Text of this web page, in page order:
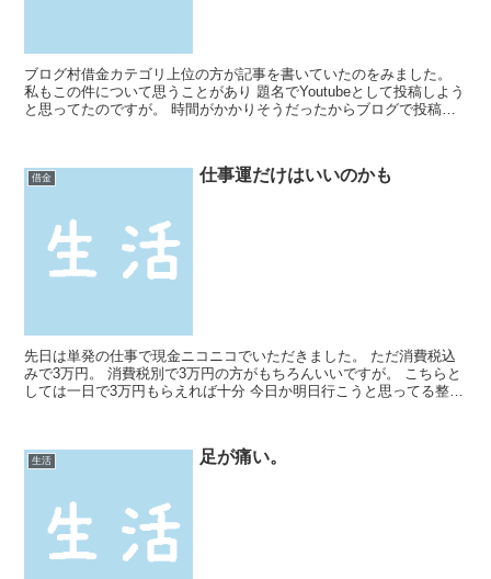
ブログ村借金カテゴリ上位の方が記事を書いていたのをみました。
私もこの件について思うことがあり 題名でYoutubeとして投稿しよう
と思ってたのですが。 時間がかかりそうだったからブログで投稿し
借金 仕事運だけはいいのかも
先日は単発の仕事で現金ニコニコでいただきました。 ただ消費税込
みで3万円。 消費税別で3万円の方がもちろんいいですが。 こちらと
しては一日で3万円もらえれば十分 今日か明日行こうと思ってる整形
生活 足が痛い。